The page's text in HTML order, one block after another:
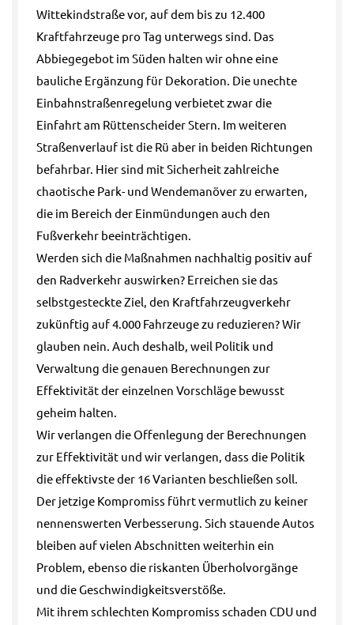
Wittekindstraße vor, auf dem bis zu 12.400
Kraftfahrzeuge pro Tag unterwegs sind. Das
Abbiegegebot im Süden halten wir ohne eine
bauliche Ergänzung für Dekoration. Die unechte
Einbahnstraßenregelung verbietet zwar die
Einfahrt am Rüttenscheider Stern. Im weiteren
Straßenverlauf ist die Rü aber in beiden Richtungen
befahrbar. Hier sind mit Sicherheit zahlreiche
chaotische Park- und Wendemanöver zu erwarten,
die im Bereich der Einmündungen auch den
Fußverkehr beeinträchtigen.
Werden sich die Maßnahmen nachhaltig positiv auf
den Radverkehr auswirken? Erreichen sie das
selbstgesteckte Ziel, den Kraftfahrzeugverkehr
zukünftig auf 4.000 Fahrzeuge zu reduzieren? Wir
glauben nein. Auch deshalb, weil Politik und
Verwaltung die genauen Berechnungen zur
Effektivität der einzelnen Vorschläge bewusst
geheim halten.
Wir verlangen die Offenlegung der Berechnungen
zur Effektivität und wir verlangen, dass die Politik
die effektivste der 16 Varianten beschließen soll.
Der jetzige Kompromiss führt vermutlich zu keiner
nennenswerten Verbesserung. Sich stauende Autos
bleiben auf vielen Abschnitten weiterhin ein
Problem, ebenso die riskanten Überholvorgänge
und die Geschwindigkeitsverstöße.
Mit ihrem schlechten Kompromiss schaden CDU und